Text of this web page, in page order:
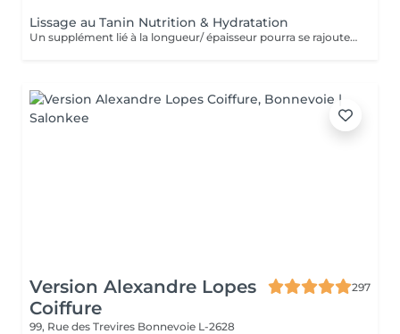
Lissage au Tanin Nutrition & Hydratation
Un supplément lié à la longueur/ épaisseur pourra se rajouter au tarif du Lissage Brésilien . Un devis vous est offert sur simple demande sans engagement.
Version Alexandre Lopes
Coiffure
297
99, Rue des Trevires Bonnevoie L-2628